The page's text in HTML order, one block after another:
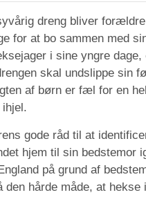
dreng bliver
for at bo sammen med
i sine yngre dage,
skal undslippe sin
af børn er fæl for en
gode råd til at
hjem til sin bedstemor
på grund af
den hårde måde, at